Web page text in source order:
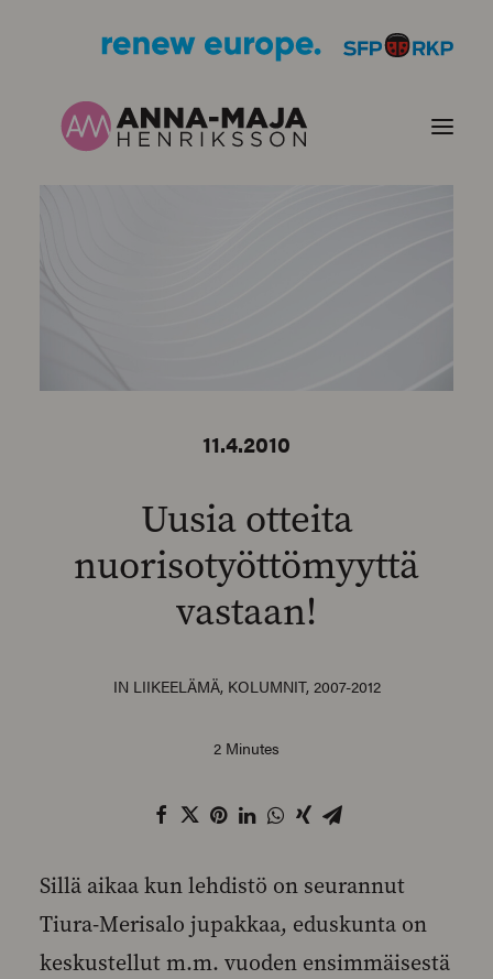
SEARCH
11.4.2010
Uusia otteita
nuorisotyöttömyyttä
vastaan!
IN LIIKEELÄMÄ, KOLUMNIT, 2007-2012
2 Minutes
Sillä aikaa kun lehdistö on seurannut
Tiura-Merisalo jupakkaa, eduskunta on
keskustellut m.m. vuoden ensimmäisestä